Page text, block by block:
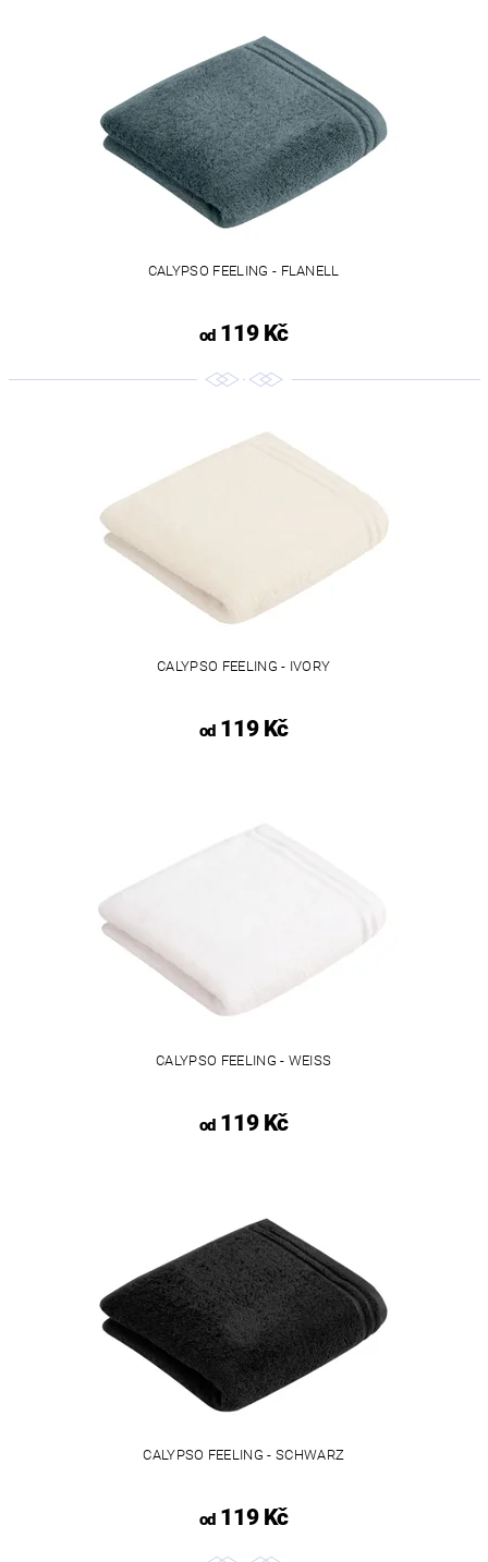
CALYPSO FEELING - FLANELL
od119 Kč
CALYPSO FEELING - IVORY
od119 Kč
CALYPSO FEELING - WEISS
od119 Kč
CALYPSO FEELING - SCHWARZ
od119 Kč